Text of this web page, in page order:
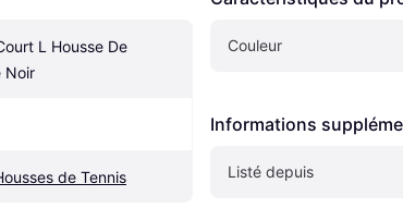
L Housse De
Noir
de Tennis
Couleur
Informations
Listé depuis